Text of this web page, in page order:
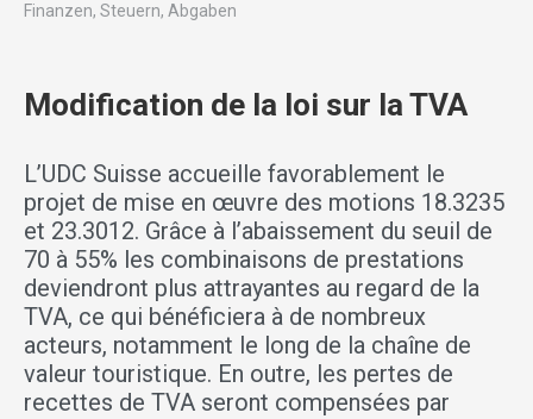
Finanzen, Steuern, Abgaben
Modification de la loi sur la TVA
L’UDC Suisse accueille favorablement le
projet de mise en œuvre des motions 18.3235
et 23.3012. Grâce à l’abaissement du seuil de
70 à 55% les combinaisons de prestations
deviendront plus attrayantes au regard de la
TVA, ce qui bénéficiera à de nombreux
acteurs, notamment le long de la chaîne de
valeur touristique. En outre, les pertes de
recettes de TVA seront compensées par